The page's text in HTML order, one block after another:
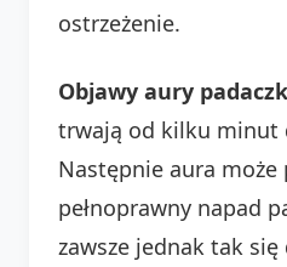
ostrzeżenie.
Objawy aury
trwają od kilku minut
Następnie aura może
pełnoprawny napad
zawsze jednak tak